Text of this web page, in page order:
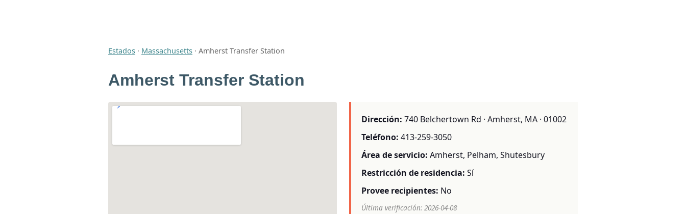
Estados · Massachusetts · Amherst Transfer Station
Amherst Transfer Station
Dirección: 740 Belchertown Rd · Amherst, MA · 01002
Teléfono: 413-259-3050
Área de servicio: Amherst, Pelham, Shutesbury
Restricción de residencia: Sí
Provee recipientes: No
Última verificación: 2026-04-08